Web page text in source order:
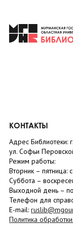
КОНТАКТЫ
Адрес Библиотеки:
ул. Софьи
Режим работы:
Вторник – пятница:
Суббота – в
Выходной день –
Телефон для
E-mail:
Политика